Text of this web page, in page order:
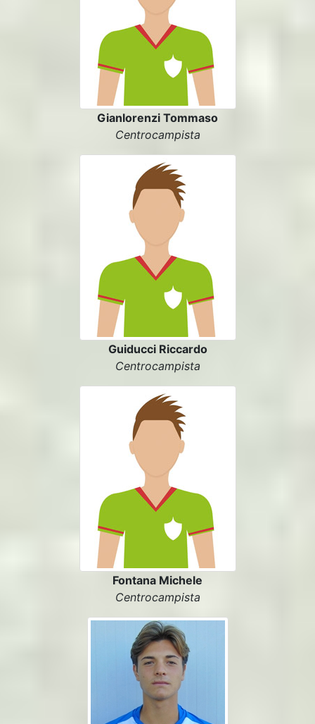
Gianlorenzi Tommaso
Centrocampista
Guiducci Riccardo
Centrocampista
Fontana Michele
Centrocampista